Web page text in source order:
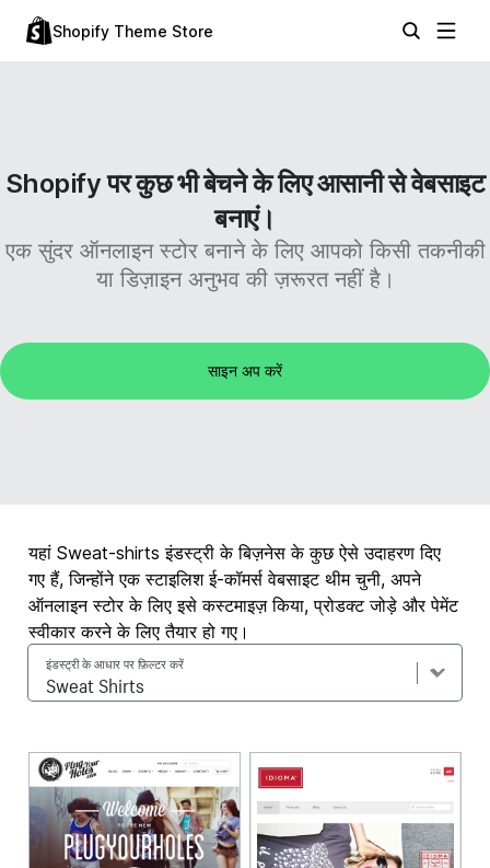
Shopify Theme Store
Shopify पर कुछ भी बेचने के लिए आसानी से वेबसाइट
बनाएं।
एक सुंदर ऑनलाइन स्टोर बनाने के लिए आपको किसी तकनीकी
या डिज़ाइन अनुभव की ज़रूरत नहीं है।
साइन अप करें
यहां Sweat-shirts इंडस्ट्री के बिज़नेस के कुछ ऐसे उदाहरण दिए
गए हैं, जिन्होंने एक स्टाइलिश ई-कॉमर्स वेबसाइट थीम चुनी, अपने
ऑनलाइन स्टोर के लिए इसे कस्टमाइज़ किया, प्रोडक्ट जोड़े और पेमेंट
स्वीकार करने के लिए तैयार हो गए।
इंडस्ट्री के आधार पर फ़िल्टर करें